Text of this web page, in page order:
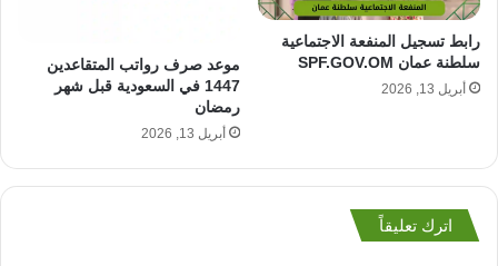
رابط تسجيل المنفعة الاجتماعية
سلطنة عمان SPF.GOV.OM
أبريل 13, 2026
موعد صرف رواتب المتقاعدين
1447 في السعودية قبل شهر
رمضان
أبريل 13, 2026
اترك تعليقاً